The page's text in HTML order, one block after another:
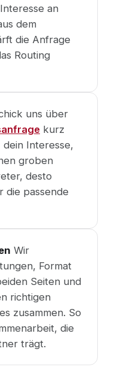
an
dem
die Anfrage
Routing
uns über
kurz
dein Interesse,
groben
desto
die passende
Wir
Format
Seiten und
richtigen
zusammen. So
die
trägt.